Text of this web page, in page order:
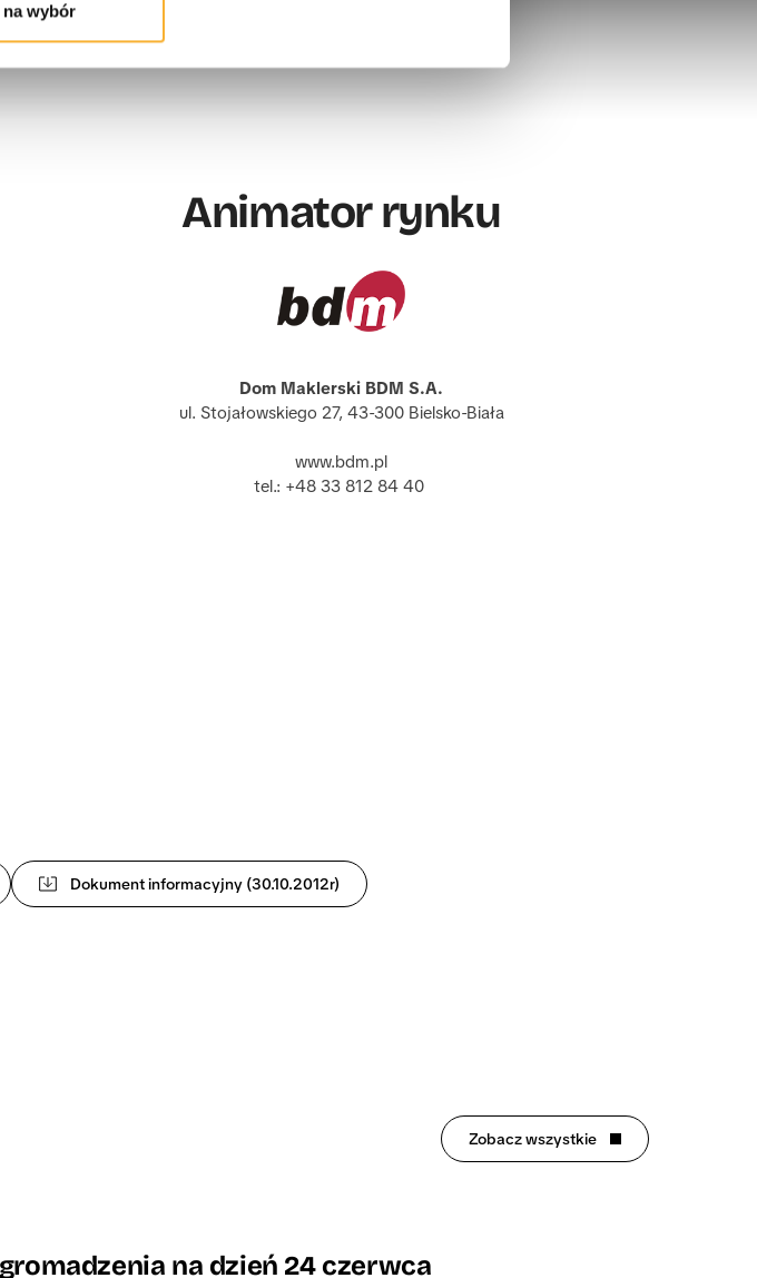
wybór
Animator rynku
Dom Maklerski BDM S.A.
ul. Stojałowskiego 27, 43-300 Bielsko-Biała
www.bdm.pl
tel.: +48 33 812 84 40
Dokument informacyjny (30.10.2012r)
Zobacz wszystkie
na dzień 24 czerwca